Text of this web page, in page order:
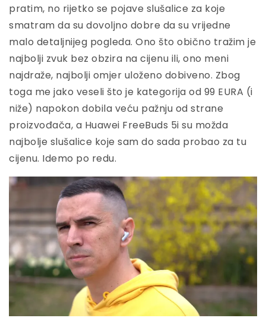
pratim, no rijetko se pojave slušalice za koje
smatram da su dovoljno dobre da su vrijedne
malo detaljnijeg pogleda. Ono što obično tražim je
najbolji zvuk bez obzira na cijenu ili, ono meni
najdraže, najbolji omjer uloženo dobiveno. Zbog
toga me jako veseli što je kategorija od 99 EURA (i
niže) napokon dobila veću pažnju od strane
proizvođača, a Huawei FreeBuds 5i su možda
najbolje slušalice koje sam do sada probao za tu
cijenu. Idemo po redu.